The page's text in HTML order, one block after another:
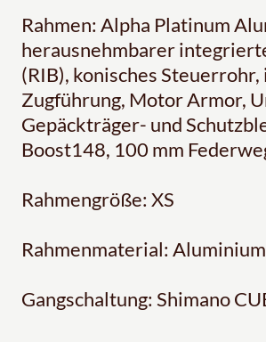
Rahmen: Alpha Platinum
herausnehmbarer
(RIB), konisches
Zugführung, Motor Armor,
Gepäckträger- und
Boost148, 100 mm
Rahmengröße: XS
Rahmenmaterial: Aluminium
Gangschaltung: Shimano